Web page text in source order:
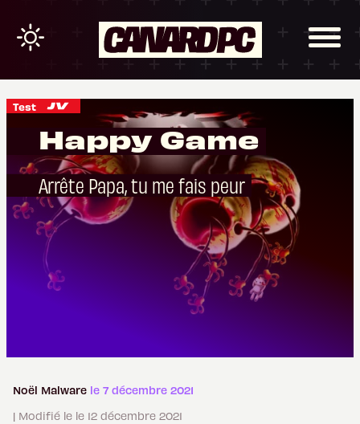
Test
Happy Game
Arrête Papa, tu me fais peur
Noël Malware le 7 décembre 2021
| Modifié le le 12 décembre 2021